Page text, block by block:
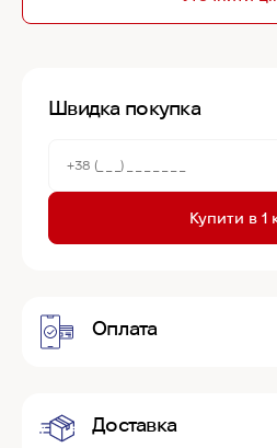
Швидка покупка
Купити в 1
Оплата
Доставка